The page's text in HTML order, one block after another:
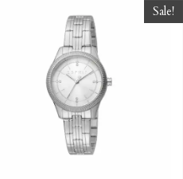
Sale!